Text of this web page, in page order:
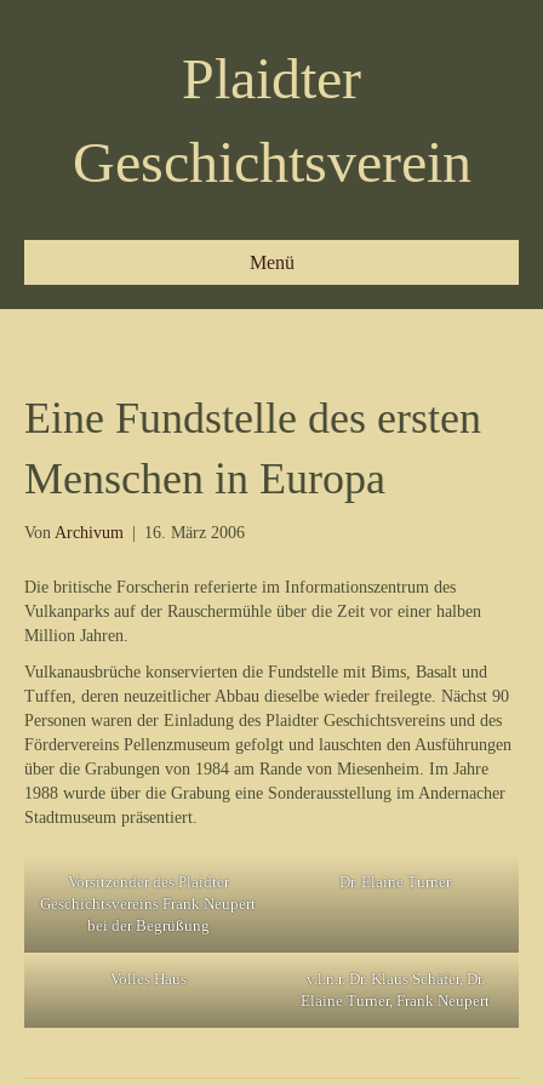
Plaidter
Geschichtsverein
Menü
Eine Fundstelle des ersten
Menschen in Europa
Von Archivum 16. März 2006
Die britische Forscherin referierte im Informationszentrum des
Vulkanparks auf der Rauschermühle über die Zeit vor einer halben
Million Jahren.
Vulkanausbrüche konservierten die Fundstelle mit Bims, Basalt und
Tuffen, deren neuzeitlicher Abbau dieselbe wieder freilegte. Nächst 90
Personen waren der Einladung des Plaidter Geschichtsvereins und des
Fördervereins Pellenzmuseum gefolgt und lauschten den Ausführungen
über die Grabungen von 1984 am Rande von Miesenheim. Im Jahre
1988 wurde über die Grabung eine Sonderausstellung im Andernacher
Stadtmuseum präsentiert.
Vorsitzender des Plaidter
Geschichtsvereins Frank Neupert
bei der Begrüßung
Dr. Elaine Turner
Volles Haus
v.l.n.r. Dr. Klaus Schäfer, Dr.
Elaine Turner, Frank Neupert